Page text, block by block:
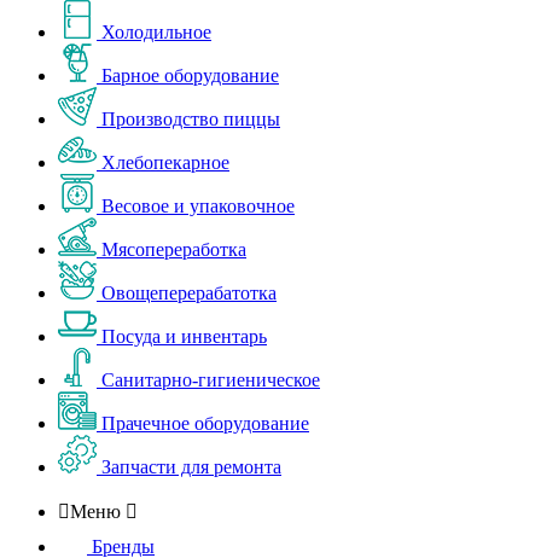
Холодильное
Барное оборудование
Производство пиццы
Хлебопекарное
Весовое и упаковочное
Мясопереработка
Овощеперерабатотка
Посуда и инвентарь
Санитарно-гигиеническое
Прачечное оборудование
Запчасти для ремонта
Меню 
Бренды